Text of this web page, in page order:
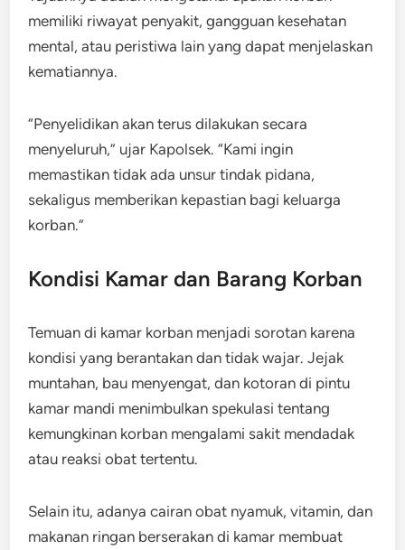
memiliki riwayat penyakit, gangguan kesehatan
mental, atau peristiwa lain yang dapat menjelaskan
kematiannya.
“Penyelidikan akan terus dilakukan secara
menyeluruh,” ujar Kapolsek. “Kami ingin
memastikan tidak ada unsur tindak pidana,
sekaligus memberikan kepastian bagi keluarga
korban.”
Kondisi Kamar dan Barang Korban
Temuan di kamar korban menjadi sorotan karena
kondisi yang berantakan dan tidak wajar. Jejak
muntahan, bau menyengat, dan kotoran di pintu
kamar mandi menimbulkan spekulasi tentang
kemungkinan korban mengalami sakit mendadak
atau reaksi obat tertentu.
Selain itu, adanya cairan obat nyamuk, vitamin, dan
makanan ringan berserakan di kamar membuat